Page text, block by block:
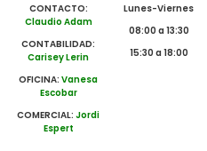
CONTACTO:
Claudio Adam
CONTABILIDAD:
Carisey Lerin
OFICINA:Vanesa
Escobar
COMERCIAL:Jordi
Espert
Lunes-Viernes
08:00 a 13:30
15:30 a 18:00